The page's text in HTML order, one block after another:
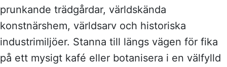
prunkande trädgårdar, världskända
konstnärshem, världsarv och historiska
industrimiljöer. Stanna till längs vägen för fika
på ett mysigt kafé eller botanisera i en välfylld